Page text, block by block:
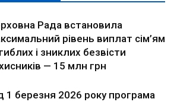
Рада встановила
рівень виплат сім’ям
і зниклих безвісти
— 15 млн грн
1 березня 2026 року програма